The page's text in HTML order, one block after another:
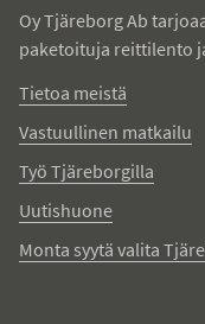
Oy Tjäreborg Ab
paketoituja reittilento
Tietoa meistä
Vastuullinen matkailu
Työ Tjäreborgilla
Uutishuone
Monta syytä valita